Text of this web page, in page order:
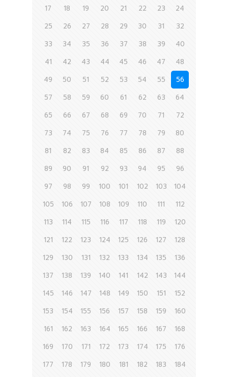
17 18 19 20 21 22 23
24
25
26 27 28 29 30 31
32
33
34 35 36 37 38 39
40
41
42 43 44 45 46 47
48
49
50 51 52 53 54 55
56
57
58 59 60 61 62 63
64
65
66 67 68 69 70 71
72
73
74 75 76 77 78 79
80
81
82 83 84 85 86 87
88
89
90 91 92 93 94 95
96
97
98 99 100 101 102 103
104
105
106 107 108 109 110 111
112
113
114 115 116 117 118 119
120
121
122 123 124 125 126 127
128
129
130 131 132 133 134 135
136
137
138 139 140 141 142 143
144
145
146 147 148 149 150 151
152
153
154 155 156 157 158 159
160
161
162 163 164 165 166 167
168
169
170 171 172 173 174 175
176
177
178 179 180 181 182 183
184